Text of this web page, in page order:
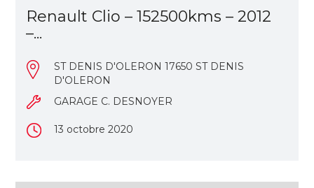
Renault Clio – 152500kms – 2012
–...
ST DENIS D'OLERON 17650 ST DENIS
D'OLERON
GARAGE C. DESNOYER
13 octobre 2020